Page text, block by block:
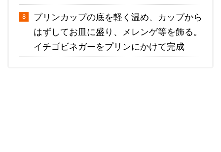
プリンカップの底を軽く温め、カップから
はずしてお皿に盛り、メレンゲ等を飾る。
イチゴビネガーをプリンにかけて完成